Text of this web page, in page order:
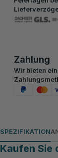
Zahlung
Wir bieten
SPEZIFIKATION
Kaufen Sie